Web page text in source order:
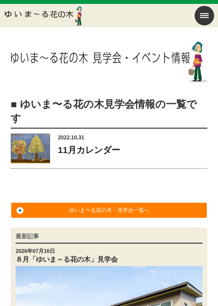
■ ゆいま〜る花の木見学会情報の一覧で
す
2022.10.31
11月カレンダー
ゆいま〜る花の木・見学会一覧へ
最新記事
2026年07月16日
８月「ゆいま～る花の木」見学会